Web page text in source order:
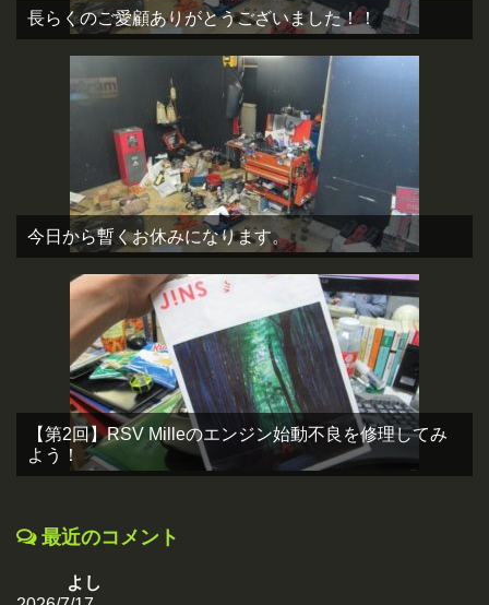
長らくのご愛顧ありがとうございました！！
今日から暫くお休みになります。
【第2回】RSV Milleのエンジン始動不良を修理してみ
よう！
最近のコメント
よし